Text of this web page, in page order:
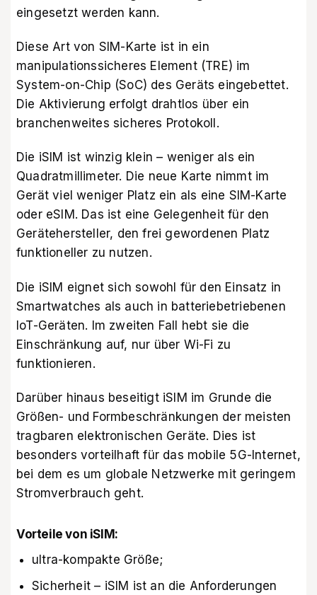
eingesetzt werden kann.
Diese Art von SIM-Karte ist in ein
manipulationssicheres Element (TRE) im
System-on-Chip (SoC) des Geräts eingebettet.
Die Aktivierung erfolgt drahtlos über ein
branchenweites sicheres Protokoll.
Die iSIM ist winzig klein – weniger als ein
Quadratmillimeter. Die neue Karte nimmt im
Gerät viel weniger Platz ein als eine SIM-Karte
oder eSIM. Das ist eine Gelegenheit für den
Gerätehersteller, den frei gewordenen Platz
funktioneller zu nutzen.
Die iSIM eignet sich sowohl für den Einsatz in
Smartwatches als auch in batteriebetriebenen
IoT-Geräten. Im zweiten Fall hebt sie die
Einschränkung auf, nur über Wi-Fi zu
funktionieren.
Darüber hinaus beseitigt iSIM im Grunde die
Größen- und Formbeschränkungen der meisten
tragbaren elektronischen Geräte. Dies ist
besonders vorteilhaft für das mobile 5G-Internet,
bei dem es um globale Netzwerke mit geringem
Stromverbrauch geht.
Vorteile von iSIM:
ultra-kompakte Größe;
Sicherheit – iSIM ist an die Anforderungen